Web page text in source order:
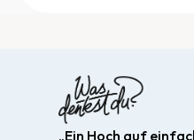
„Ein Hoch auf